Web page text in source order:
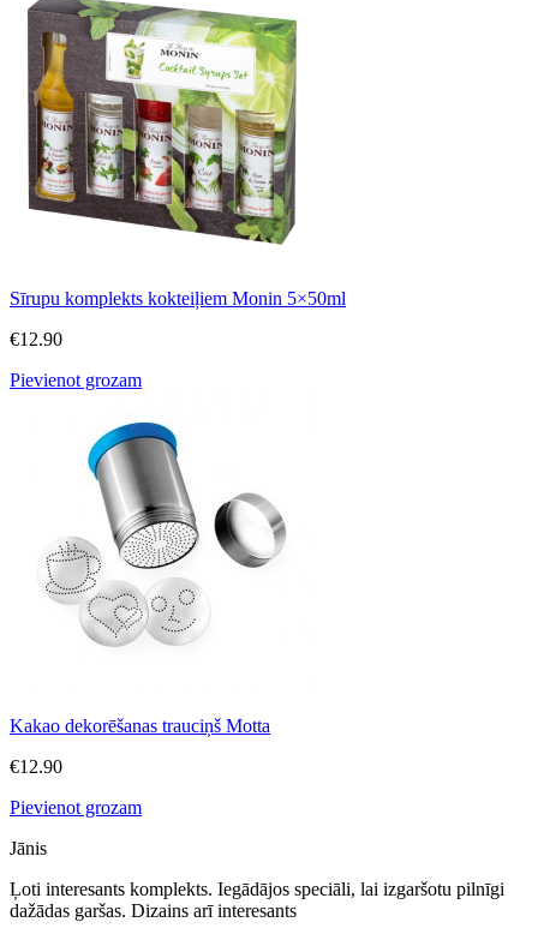
Sīrupu komplekts kokteiļiem Monin 5×50ml
€12.90
Pievienot grozam
Kakao dekorēšanas trauciņš Motta
€12.90
Pievienot grozam
Jānis
Ļoti interesants komplekts. Iegādājos speciāli, lai izgaršotu pilnīgi
dažādas garšas. Dizains arī interesants